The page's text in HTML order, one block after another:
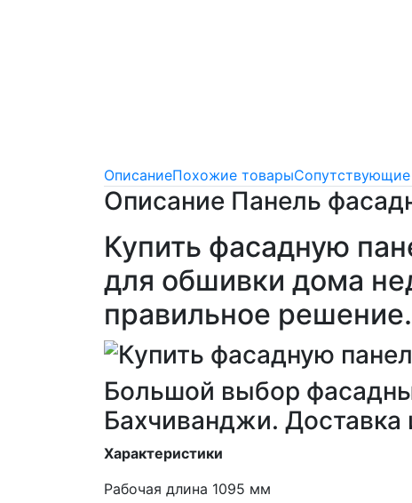
ОписаниеПохожие товары
Описание Панель
Купить фасадную
для обшивки дома
правильное решение.
Большой выбор
Бахчиванджи. Доставка
Характеристики
Рабочая длина 1095 мм